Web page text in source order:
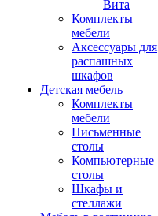
Вита
Комплекты
мебели
Аксессуары для
распашных
шкафов
Детская мебель
Комплекты
мебели
Письменные
столы
Компьютерные
столы
Шкафы и
стеллажи